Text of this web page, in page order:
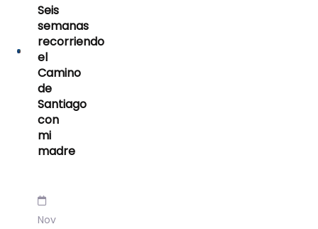
Seis
semanas
recorriendo
el
Camino
de
Santiago
con
mi
madre
Nov